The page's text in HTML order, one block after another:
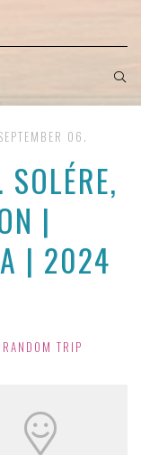
06.
|
| 2024
RANDOM TRIP